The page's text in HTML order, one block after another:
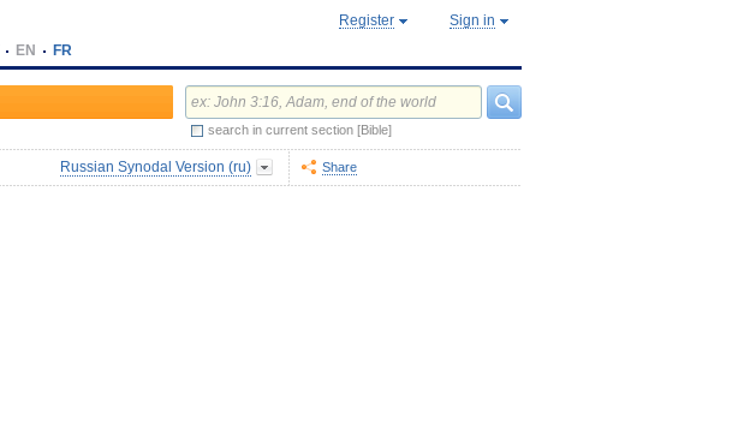
EN FR
Register Sign in
search in current section [Bible]
Russian Synodal Version (ru) Share